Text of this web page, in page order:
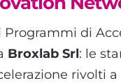
di
Broxlab Srl: le
rivolti a